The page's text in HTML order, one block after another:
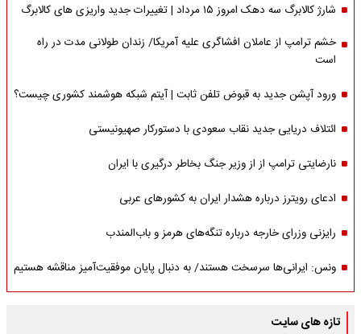
شارژ کالابرگ سه دهک امروز ۱۵ مرداد | تغییرات جدید واریزی های کالابرگ
خشم ترامپ از عاملان افشاگری‌ علیه آمریکا/ زندان طولانی مدت در راه
است
ورود آپشن جدید به قبوض تلفن ثابت | آیتم شبکه هوشمند کشوری چیست؟
ائتلاف دریایی جدید نقاب سعودی با دستورکار صهیونیستی
نارضایتی ترامپ از از وزیر جنگ بخاطر درگیری با ایران
ادعای رویترز درباره هشدار ایران به کشورهای عربی
رایزنی وزرای خارجه درباره تنگه‌های هرمز و باب‌المندب
ونس: ایرانی‌ها سرسخت هستند/ به دنبال پایان موفقیت‌آمیز مناقشه هستیم
تازه های سایت